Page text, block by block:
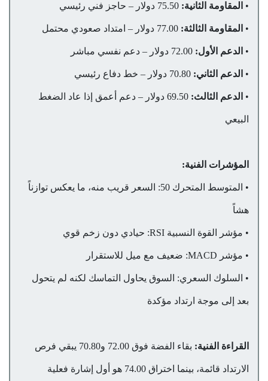
• المقاومة الثانية:
• المقاومة الثالثة:
• الدعم الأول:
• الدعم الثاني:
• الدعم الثالث: 69.50 دولار – دعم أعمق إذا عاد الضغط
البيعي
المؤشرات الفنية:
• المتوسط المتحرك 50: السعر قريب منه، ما يعكس توازناً
هشاً
• مؤشر القوة النسبية RSI: حيادي دون زخم قوي
• مؤشر MACD: ضعيف مع ميل للاستقرار
• السلوك السعري: السوق يحاول التماسك لكنه لم يتحول
بعد إلى موجة ارتداد مؤكدة
القراءة الفنية: بقاء الفضة فوق 72.00 و70.80 يبقي فرص
الارتداد قائمة، بينما اختراق 74.00 هو أول إشارة فعلية